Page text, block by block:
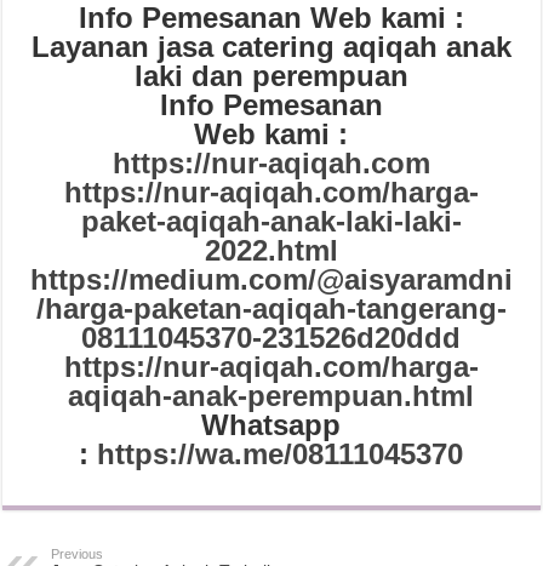
Info Pemesanan Web kami :
Layanan jasa catering aqiqah anak
laki dan perempuan
Info Pemesanan
Web kami :
https://nur-aqiqah.com
https://nur-aqiqah.com/harga-
paket-aqiqah-anak-laki-laki-
2022.html
https://medium.com/@aisyaramdni
/harga-paketan-aqiqah-tangerang-
08111045370-231526d20ddd
https://nur-aqiqah.com/harga-
aqiqah-anak-perempuan.html
Whatsapp
: https://wa.me/08111045370
Previous